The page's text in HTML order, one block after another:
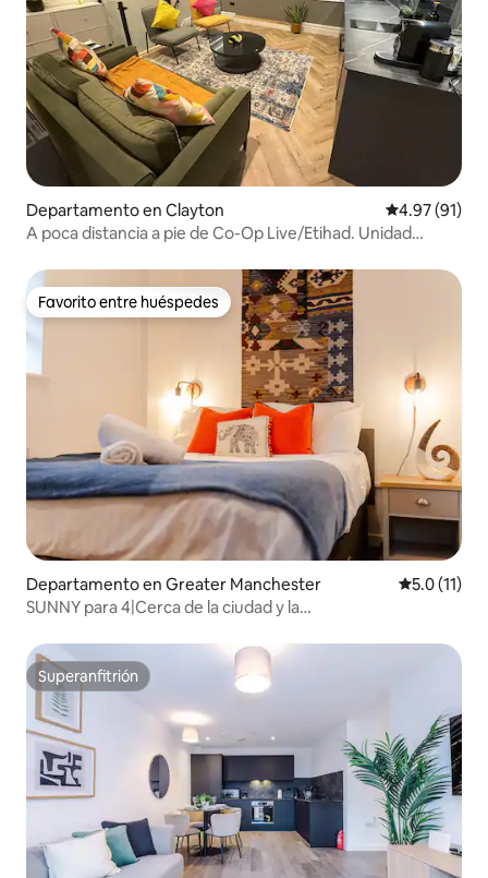
Departamento en Clayton Calificación
4.97 (91)
A poca distancia a pie de Co-Op Live/Etihad. Unidad
Favorito entre huéspedes
Favorito entre huéspedes
Departamento en Greater Manchester Calificación
5.0 (11)
SUNNY para 4|Cerca de la ciudad y la
Superanfitrión
Superanfitrión